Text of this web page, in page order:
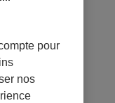
pour
nos